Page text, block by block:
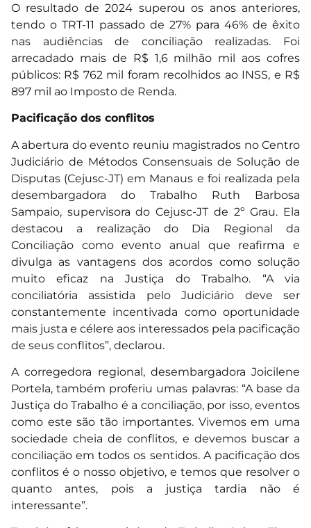
O resultado de 2024 superou os anos anteriores,
tendo o TRT-11 passado de 27% para 46% de êxito
nas audiências de conciliação realizadas. Foi
arrecadado mais de R$ 1,6 milhão mil aos cofres
públicos: R$ 762 mil foram recolhidos ao INSS, e R$
897 mil ao Imposto de Renda.
Pacificação dos conflitos
A abertura do evento reuniu magistrados no Centro
Judiciário de Métodos Consensuais de Solução de
Disputas (Cejusc-JT) em Manaus e foi realizada pela
desembargadora do Trabalho Ruth Barbosa
Sampaio, supervisora do Cejusc-JT de 2º Grau. Ela
destacou a realização do Dia Regional da
Conciliação como evento anual que reafirma e
divulga as vantagens dos acordos como solução
muito eficaz na Justiça do Trabalho. “A via
conciliatória assistida pelo Judiciário deve ser
constantemente incentivada como oportunidade
mais justa e célere aos interessados pela pacificação
de seus conflitos”, declarou.
A corregedora regional, desembargadora Joicilene
Portela, também proferiu umas palavras: “A base da
Justiça do Trabalho é a conciliação, por isso, eventos
como este são tão importantes. Vivemos em uma
sociedade cheia de conflitos, e devemos buscar a
conciliação em todos os sentidos. A pacificação dos
conflitos é o nosso objetivo, e temos que resolver o
quanto antes, pois a justiça tardia não é
interessante”.